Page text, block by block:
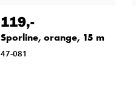
119,-
Sporline, orange, 15 m
47-081